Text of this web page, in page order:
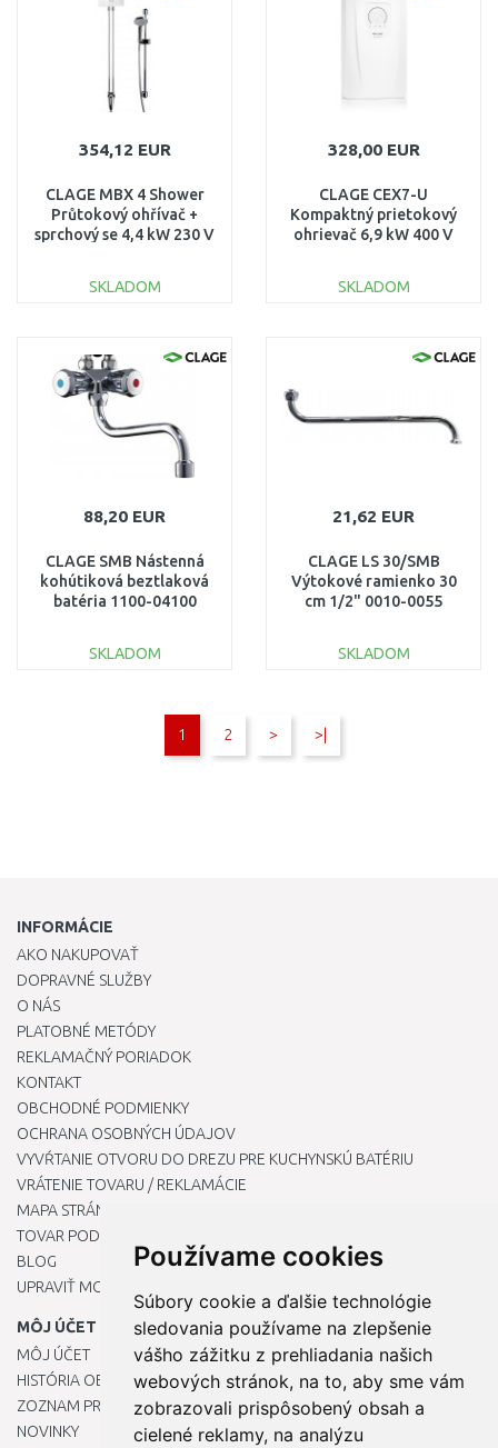
Používame cookies
Súbory cookie a ďalšie technológie
sledovania používame na zlepšenie
vášho zážitku z prehliadania našich
webových stránok, na to, aby sme vám
zobrazovali prispôsobený obsah a
cielené reklamy, na analýzu
Porovnať Porovnať
354,12 EUR
CLAGE MBX 4 Shower
Průtokový ohřívač +
sprchový se 4,4 kW 230 V
SKLADOM
Porovnať
328,00 EUR
CLAGE CEX7-U
Kompaktný prietokový
ohrievač 6,9 kW 400 V
SKLADOM
88,20 EUR
CLAGE SMB Nástenná
kohútiková beztlaková
batéria 1100-04100
SKLADOM
21,62 EUR
CLAGE LS 30/SMB
Výtokové ramienko 30
cm 1/2" 0010-0055
SKLADOM
1 2 > >|
INFORMÁCIE
AKO NAKUPOVAŤ
DOPRAVNÉ SLUŽBY
O NÁS
PLATOBNÉ METÓDY
REKLAMAČNÝ PORIADOK
KONTAKT
OBCHODNÉ PODMIENKY
OCHRANA OSOBNÝCH ÚDAJOV
VYVŔTANIE OTVORU DO DREZU PRE KUCHYNSKÚ BATÉRIU
VRÁTENIE TOVARU / REKLAMÁCIE
MAPA STRÁNOK
TOVAR PODĽA ZNAČIEK
BLOG
UPRAVIŤ MOJE PREDVOĽBY COOKIES
MÔJ ÚČET
MÔJ ÚČET
HISTÓRIA OBJEDNÁVOK
ZOZNAM PRIANÍ
NOVINKY